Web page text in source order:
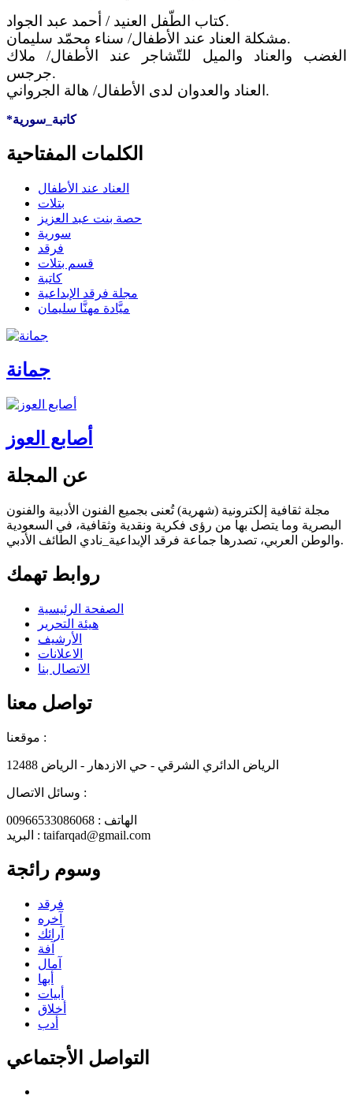
كتاب الطّفل العنيد / أحمد عبد الجواد.
مشكلة العناد عند الأطفال/ سناء محمّد سليمان.
الغضب والعناد والميل للتّشاجر عند الأطفال/ ملاك
جرجس.
العناد والعدوان لدى الأطفال/ هالة الجرواني.
*كاتبة_سورية
الكلمات المفتاحية
العناد عند الأطفال
بتلات
حصة بنت عبد العزيز
سورية
فرقد
قسم بتلات
كاتبة
مجلة فرقد الإبداعية
ميَّادة مهنَّا سليمان
جمانة
أصابع العوز
عن المجلة
مجلة ثقافية إلكترونية (شهرية) تُعنى بجميع الفنون الأدبية والفنون
البصرية وما يتصل بها من رؤى فكرية ونقدية وثقافية، في السعودية
والوطن العربي، تصدرها جماعة فرقد الإبداعية_نادي الطائف الأدبي.
روابط تهمك
الصفحة الرئيسية
هيئة التحرير
الأرشيف
الاعلانات
الاتصال بنا
تواصل معنا
موقعنا :
الرياض الدائري الشرقي - حي الازدهار - الرياض 12488
وسائل الاتصال :
الهاتف : 00966533086068
البريد : taifarqad@gmail.com
وسوم رائجة
فرقد
آخره
آرائك
آفة
آمال
أبها
أبيات
أخلاق
أدب
التواصل الأجتماعي